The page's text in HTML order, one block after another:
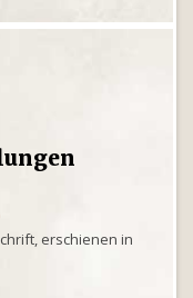
erschienen in